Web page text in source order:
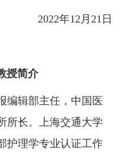
2022年12月21日
授简介
编辑部主任，中国医
所长。上海交通大学
护理学专业认证工作